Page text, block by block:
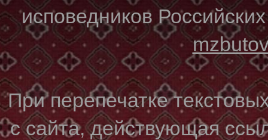
исповедников
При перепечатке
с сайта, действующая